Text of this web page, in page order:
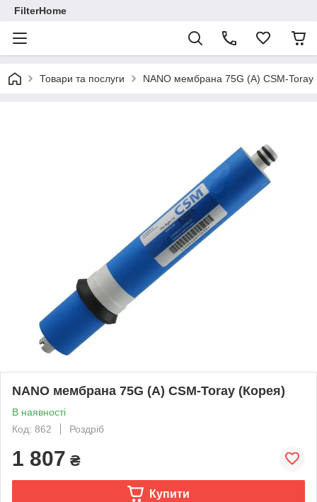
FilterHome
Товари та послуги NANO мембрана 75G (A) CSM-Toray
NANO мембрана 75G (A) CSM-Toray (Корея)
В наявності
Код: 862
Роздріб
1 807 ₴
Купити